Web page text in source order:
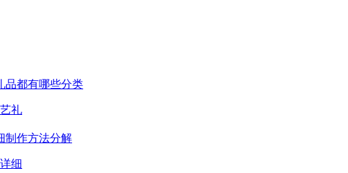
礼
细